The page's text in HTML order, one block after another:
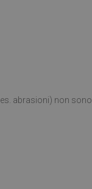
abrasioni) non sono